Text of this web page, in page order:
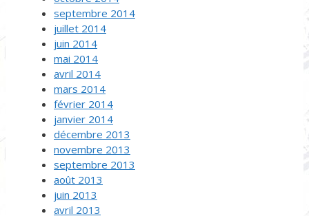
septembre 2014
juillet 2014
juin 2014
mai 2014
avril 2014
mars 2014
février 2014
janvier 2014
décembre 2013
novembre 2013
septembre 2013
août 2013
juin 2013
avril 2013